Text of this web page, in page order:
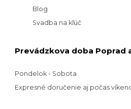
Blog
Svadba na kľúč
Prevádzkova doba Poprad
Pondelok - Sobota
Expresné doručenie aj počas